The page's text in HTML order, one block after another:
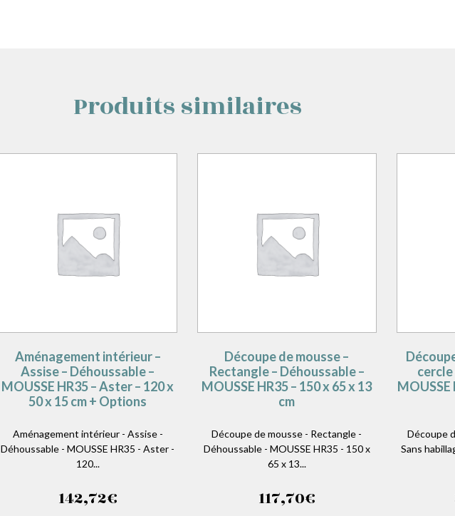
Produits similaires
Aménagement intérieur –
Assise – Déhoussable –
MOUSSE HR35 – Aster – 120 x
50 x 15 cm + Options
Aménagement intérieur - Assise -
Déhoussable - MOUSSE HR35 - Aster -
120...
142,72€
Découpe de mousse –
Rectangle – Déhoussable –
MOUSSE HR35 – 150 x 65 x 13
cm
Découpe de mousse - Rectangle -
Déhoussable - MOUSSE HR35 - 150 x
65 x 13...
117,70€
cercle
MOUSSE
Découpe
Sans